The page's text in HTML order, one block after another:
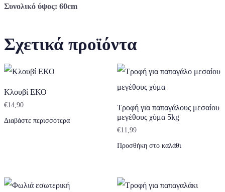
Συνολικό ύψος: 60cm
Σχετικά προϊόντα
Κλουβί ΕΚΟ
€14,90
Διαβάστε περισσότερα
Τροφή για παπαγάλους μεσαίου
μεγέθους χύμα 5kg
€11,99
Προσθήκη στο καλάθι